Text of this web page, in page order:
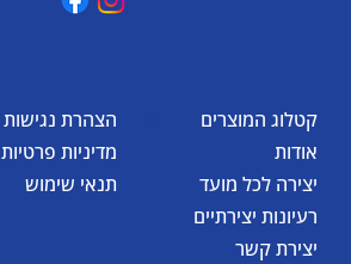
הצהרת נגישות
מדיניות פרטיות
תנאי שימוש
קטלוג המוצרים
אודות
יצירה לכל מועד
רעיונות יצירתיים
יצירת קשר